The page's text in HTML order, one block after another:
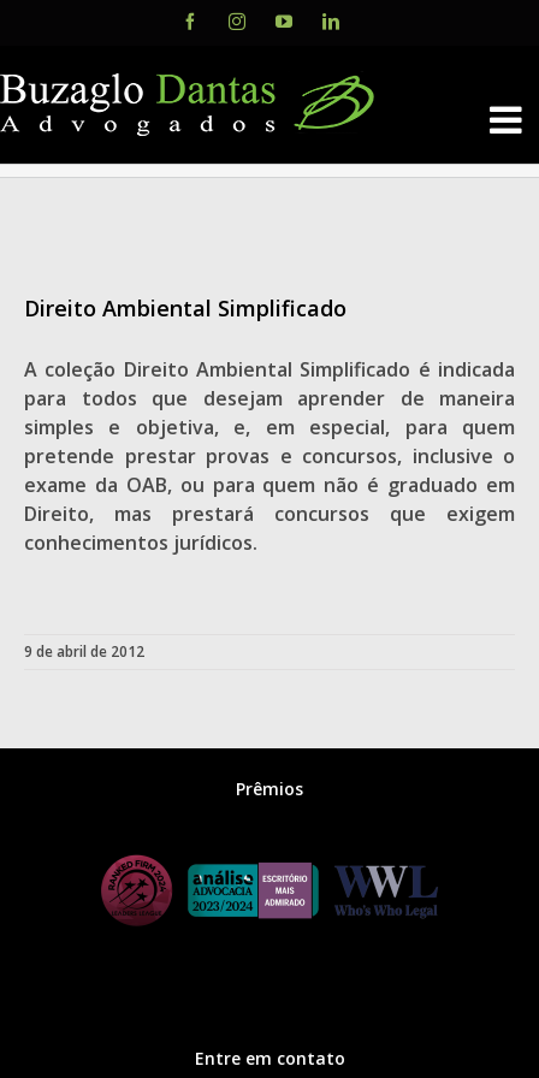
content
FacebookInstagramYouTubeLinkedIn
Direito Ambiental Simplificado
A coleção Direito Ambiental Simplificado é indicada
para todos que desejam aprender de maneira
simples e objetiva, e, em especial, para quem
pretende prestar provas e concursos, inclusive o
exame da OAB, ou para quem não é graduado em
Direito, mas prestará concursos que exigem
conhecimentos jurídicos.
9 de abril de 2012
Prêmios
Entre em contato